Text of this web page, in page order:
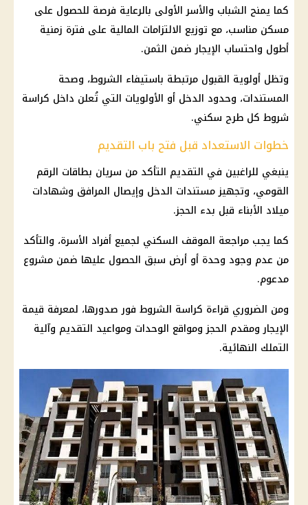
كما يمنح الشباب والأسر الأولى بالرعاية فرصة للحصول على
مسكن مناسب، مع توزيع الالتزامات المالية على فترة زمنية
أطول واحتساب الإيجار ضمن الثمن.
وتظل أولوية القبول مرتبطة باستيفاء الشروط، وصحة
المستندات، وحدود الدخل أو الأولويات التي تُعلن داخل كراسة
شروط كل طرح سكني.
خطوات الاستعداد قبل فتح باب التقديم
ينبغي للراغبين في التقديم التأكد من سريان بطاقات الرقم
القومي، وتجهيز مستندات الدخل وإيصال المرافق وشهادات
ميلاد الأبناء قبل بدء الحجز.
كما يجب مراجعة الموقف السكني لجميع أفراد الأسرة، والتأكد
من عدم وجود وحدة أو أرض سبق الحصول عليها ضمن مشروع
مدعوم.
ومن الضروري قراءة كراسة الشروط فور صدورها، لمعرفة قيمة
الإيجارومقدم الحجز ومواقع الوحدات ومواعيد التقديم وآلية
التملك النهائية.